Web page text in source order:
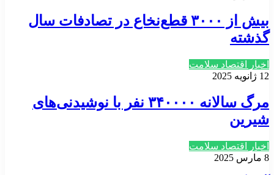
بیش از ۳۰۰۰ قطع‌نخاع در تصادفات سال
گذشته
اخبار اقتصاد سلامت
12 ژانویه 2025
مرگ سالانه ۳۴۰۰۰۰ نفر با نوشیدنی‌های
شیرین‌
اخبار اقتصاد سلامت
8 مارس 2025